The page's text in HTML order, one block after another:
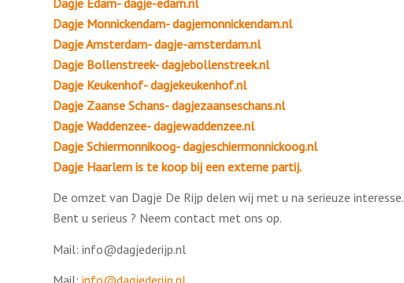
Dagje Monnickendam- dagjemonnickendam.nl
Dagje Amsterdam- dagje-amsterdam.nl
Dagje Bollenstreek- dagjebollenstreek.nl
Dagje Keukenhof- dagjekeukenhof.nl
Dagje Zaanse Schans- dagjezaanseschans.nl
Dagje Waddenzee- dagjewaddenzee.nl
Dagje Schiermonnikoog- dagjeschiermonnickoog.nl
Dagje Haarlem is te koop bij een externe partij.
De omzet van Dagje De Rijp delen wij met u na serieuze interesse.
Bent u serieus ? Neem contact met ons op.
Mail: info@dagjederijp.nl